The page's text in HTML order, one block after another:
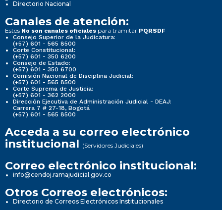
Directorio Nacional
Canales de atención:
Estos No son canales oficiales para tramitar PQRSDF
Consejo Superior de la Judicatura:
(+57) 601 - 565 8500
Corte Constitucional:
(+57) 601 - 350 6200
Consejo de Estado:
(+57) 601 - 350 6700
Comisión Nacional de Disciplina Judicial:
(+57) 601 - 565 8500
Corte Suprema de Justicia:
(+57) 601 - 362 2000
Dirección Ejecutiva de Administración Judicial - DEAJ:
Carrera 7 # 27-18, Bogotá
(+57) 601 - 565 8500
Acceda a su correo electrónico
institucional (Servidores Judiciales)
Correo electrónico institucional:
info@cendoj.ramajudicial.gov.co
Otros Correos electrónicos:
Directorio de Correos Electrónicos Institucionales